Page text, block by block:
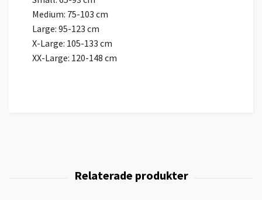
Medium: 75-103 cm
Large: 95-123 cm
X-Large: 105-133 cm
XX-Large: 120-148 cm